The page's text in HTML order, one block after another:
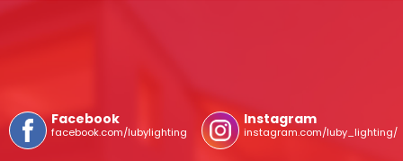
Facebook
facebook.com/lubylighting
Instagram
instagram.com/luby_lighting/